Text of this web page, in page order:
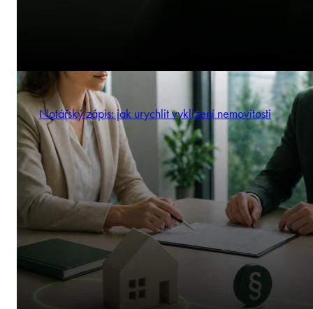
Notářský zápis: jak urychlit vyklizení nemovitosti